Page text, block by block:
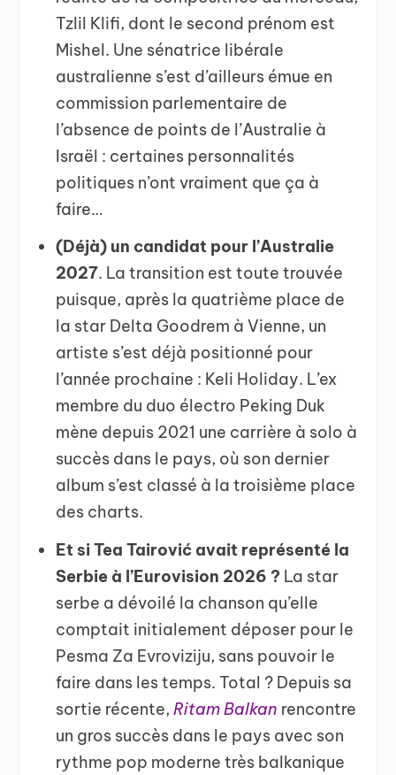
Tzlil Klifi, dont le second prénom est
Mishel. Une sénatrice libérale
australienne s’est d’ailleurs émue en
commission parlementaire de
l’absence de points de l’Australie à
Israël : certaines personnalités
politiques n’ont vraiment que ça à
faire…
(Déjà) un candidat pour l’Australie
2027. La transition est toute trouvée
puisque, après la quatrième place de
la star Delta Goodrem à Vienne, un
artiste s’est déjà positionné pour
l’année prochaine : Keli Holiday. L’ex
membre du duo électro Peking Duk
mène depuis 2021 une carrière à solo à
succès dans le pays, où son dernier
album s’est classé à la troisième place
des charts.
Et si Tea Tairović avait représenté la
Serbie à l’Eurovision 2026 ? La star
serbe a dévoilé la chanson qu’elle
comptait initialement déposer pour le
Pesma Za Evroviziju, sans pouvoir le
faire dans les temps. Total ? Depuis sa
sortie récente, Ritam Balkan rencontre
un gros succès dans le pays avec son
rythme pop moderne très balkanique